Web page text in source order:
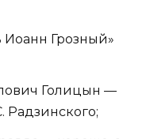
Грозный»
Голицын —
Радзинского;